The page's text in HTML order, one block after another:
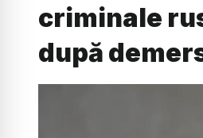
criminale
după